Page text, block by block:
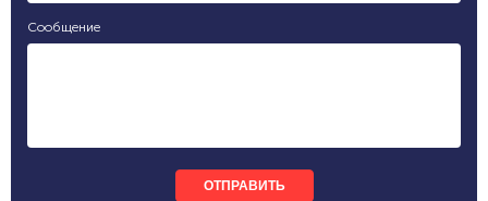
Сообщение
ОТПРАВИТЬ